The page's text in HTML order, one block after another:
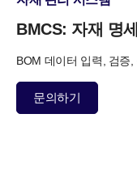
BMCS: 자재 명
BOM 데이터 입력, 검증
문의하기